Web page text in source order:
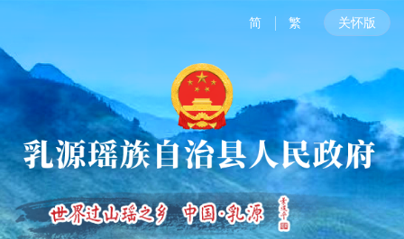
简 繁 关怀版